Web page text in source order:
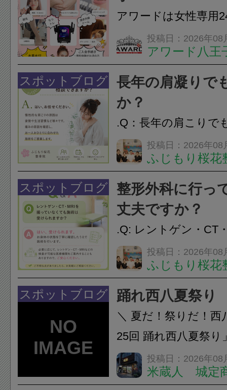
アワードは女性専用
フエステを 思いっ
開催中
投稿日：2026年08
アワード八王
24時間ジム&
脱毛
スポットブログ
長年の肩凝りで
か？
.Q：長年の肩こりで
か？A：はい、お任
性的な肩こりの原因
慣など様々です。痛
し、お一人おひとり
をご提案します。.#
投稿日：2026年08
ふじもり桜花
スポットブログ
整形外科に行っ
丈夫ですか？
.Q: レントゲン・CT
いなくても施術は受
A: はい、受けられま
態を丁寧に確認した
います。必要に応じ
ン・CT・MRIなどの
投稿日：2026年08
ふじもり桜花
スポットブログ 踊れ西八夏祭り
＼ 夏だ！祭りだ！西
25回 踊れ西八夏祭
てくる！ 伝統の【阿
情熱の【よさこいソ
投稿日：2026年08
米蔵人 城定